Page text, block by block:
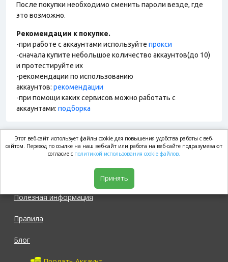
После покупки необходимо сменить пароли везде, где
это возможно.
Рекомендации к покупке.
-при работе с аккаунтами используйте прокси
-сначала купите небольшое количество аккаунтов(до 10)
и протестируйте их
-рекомендации по использованию
аккаунтов: рекомендации
-при помощи каких сервисов можно работать с
аккаунтами: подборка
market.com
Полезная информация
Правила
Блог
Этот веб-сайт использует файлы cookie для повышения удобства работы с веб-
сайтом. Переход по ссылке на наш веб-сайт или работа на веб-сайте подразумевают
согласие с политикой использования cookie файлов.
Принять